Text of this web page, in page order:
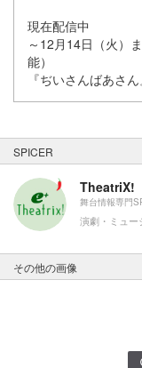
現在配信中
～12月14日（火）
能）
『ぢいさんばあさ
SPICER
TheatriX!
舞台情報専門
演劇・ミュー
その他の画像